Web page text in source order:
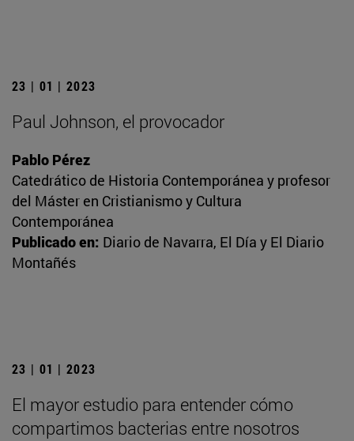
23 | 01 | 2023
Paul Johnson, el provocador
Pablo Pérez
Catedrático de Historia Contemporánea y profesor
del Máster en Cristianismo y Cultura
Contemporánea
Publicado en: Diario de Navarra, El Día y El Diario
Montañés
23 | 01 | 2023
El mayor estudio para entender cómo
compartimos bacterias entre nosotros